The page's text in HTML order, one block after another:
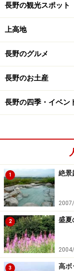
長野の観光スポット
上高地
長野のグルメ
長野のお土産
長野の四季・イベン
1 絶景
2 盛夏
3 高ボ